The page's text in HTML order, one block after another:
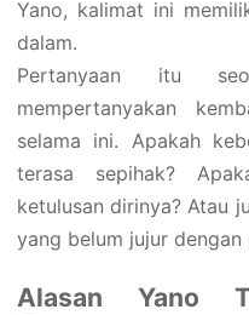
Yano, kalimat ini
dalam.
Pertanyaan itu
mempertanyakan
selama ini. Apakah
terasa sepihak?
ketulusan dirinya? Atau
yang belum jujur dengan
Alasan Yano